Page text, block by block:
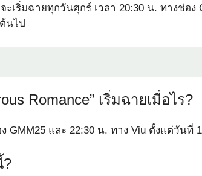
ะเริ่มฉายทุกวันศุกร์ เวลา 20:30 น. ทางช่อง
นไป
Romance” เริ่มฉายเมื่อไร?
GMM25 และ 22:30 น. ทาง Viu ตั้งแต่วันที่